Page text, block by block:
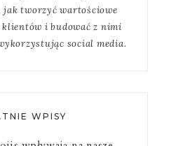
jak tworzyć wartościowe
i budować z nimi
social media.
WPISY